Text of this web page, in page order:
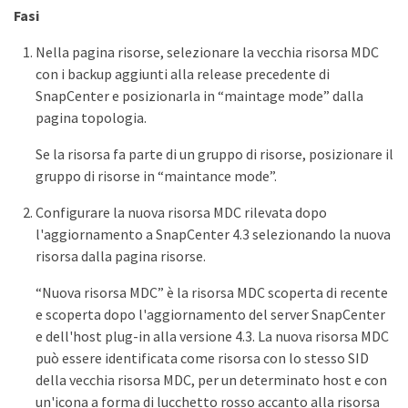
Fasi
Nella pagina risorse, selezionare la vecchia risorsa MDC
con i backup aggiunti alla release precedente di
SnapCenter e posizionarla in “maintage mode” dalla
pagina topologia.
Se la risorsa fa parte di un gruppo di risorse, posizionare il
gruppo di risorse in “maintance mode”.
Configurare la nuova risorsa MDC rilevata dopo
l'aggiornamento a SnapCenter 4.3 selezionando la nuova
risorsa dalla pagina risorse.
“Nuova risorsa MDC” è la risorsa MDC scoperta di recente
e scoperta dopo l'aggiornamento del server SnapCenter
e dell'host plug-in alla versione 4.3. La nuova risorsa MDC
può essere identificata come risorsa con lo stesso SID
della vecchia risorsa MDC, per un determinato host e con
un'icona a forma di lucchetto rosso accanto alla risorsa